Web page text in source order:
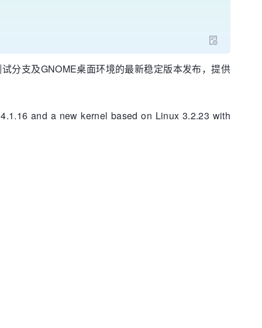
分支及GNOME桌面环境的最新稳定版本发布，提供
and a new kernel based on Linux 3.2.23 with